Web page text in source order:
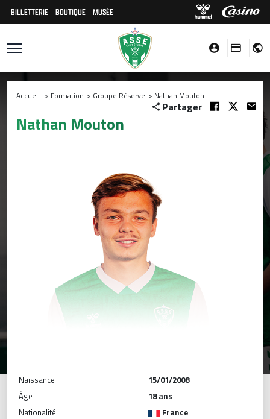
BILLETTERIE BOUTIQUE MUSÉE
Accueil > Formation > Groupe Réserve > Nathan Mouton
Partager
Nathan Mouton
Naissance
15/01/2008
Âge
18 ans
Nationalité
France